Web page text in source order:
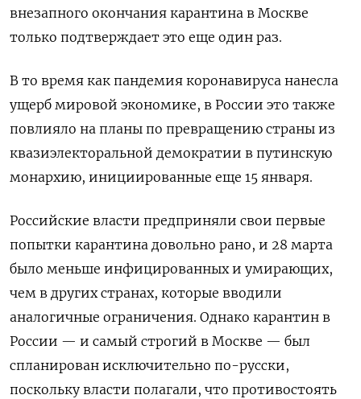
внезапного окончания карантина в Москве
только подтверждает это еще один раз.
В то время как пандемия коронавируса нанесла
ущерб мировой экономике, в России это также
повлияло на планы по превращению страны из
квазиэлекторальной демократии в путинскую
монархию, инициированные еще 15 января.
Российские власти предприняли свои первые
попытки карантина довольно рано, и 28 марта
было меньше инфицированных и умирающих,
чем в других странах, которые вводили
аналогичные ограничения. Однако карантин в
России — и самый строгий в Москве — был
спланирован исключительно по-русски,
поскольку власти полагали, что противостоять